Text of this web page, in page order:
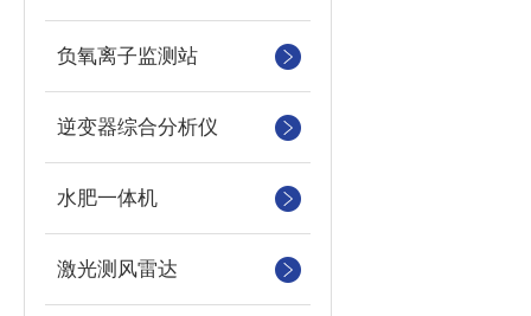
负氧离子监测站
逆变器综合分析仪
水肥一体机
激光测风雷达